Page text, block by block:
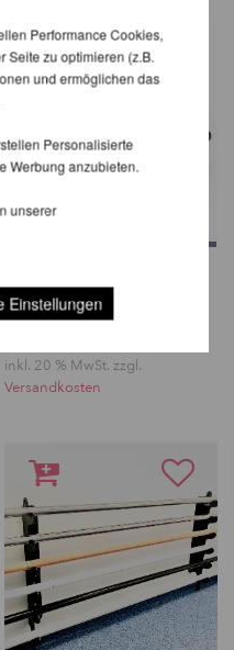
Tragetaschen -
Komplett Set
inkl. 20 % MwSt. zzgl.
Versandkosten
Performance Cookies,
Seite zu optimieren (z.B.
und ermöglichen das
Personalisierte
Werbung anzubieten.
unserer
Einstellungen